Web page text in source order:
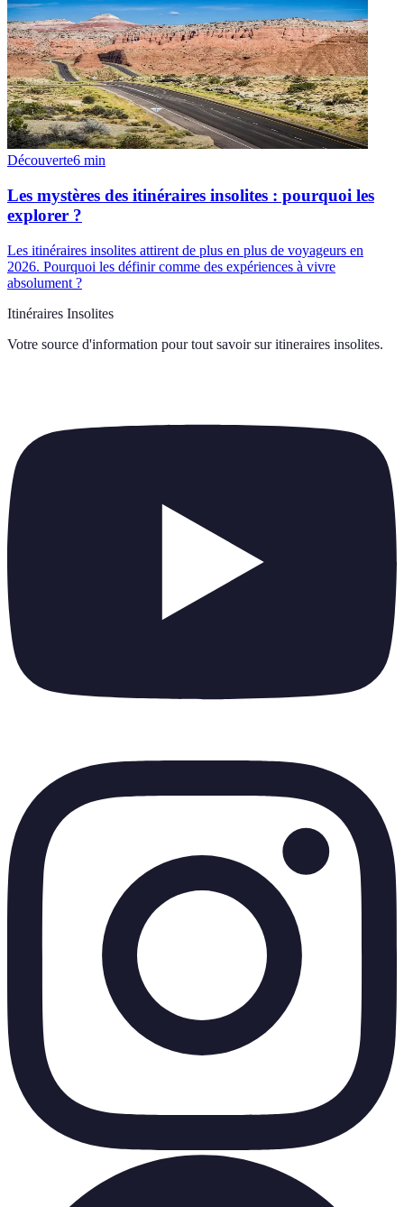
Découverte6 min
Les mystères des itinéraires insolites : pourquoi les
explorer ?
Les itinéraires insolites attirent de plus en plus de voyageurs en
2026. Pourquoi les définir comme des expériences à vivre
absolument ?
Itinéraires Insolites
Votre source d'information pour tout savoir sur itineraires insolites.